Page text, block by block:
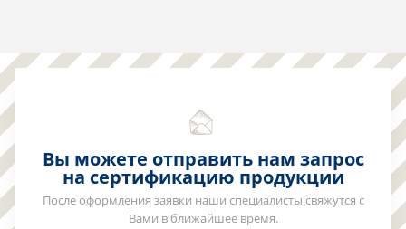
Вы можете отправить нам запрос
на сертификацию продукции
После оформления заявки наши специалисты свяжутся с
Вами в ближайшее время.